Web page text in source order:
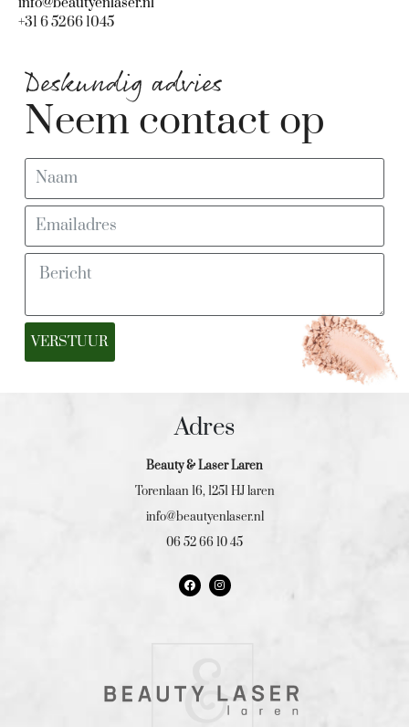
+31 6 5266 1045
Deskundig advies
Neem contact op
VERSTUUR
Adres
Beauty & Laser Laren
Torenlaan 16, 1251 HJ laren
info@beautyenlaser.nl
06 52 66 10 45